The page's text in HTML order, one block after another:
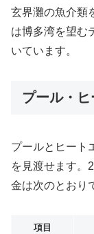
玄界灘の魚介類
は博多湾を望む
いています。
プール・
プールとヒート
を見渡せます。
金は次のとおり
項目